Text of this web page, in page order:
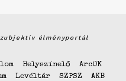
élményportál
Helyszínelő
ArcOK
Levéltár SZPSZ AKB